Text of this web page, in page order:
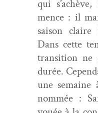
qui
mence : il
sai­son
Dans cette
tran­si­tion ne
durée.
une
nom­mée :